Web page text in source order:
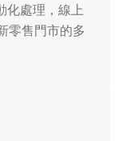
化處理，線上
零售門市的多